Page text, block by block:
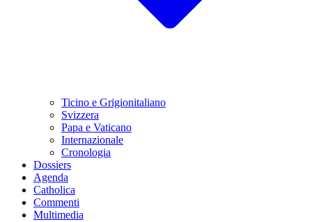
Ticino e Grigionitaliano
Svizzera
Papa e Vaticano
Internazionale
Cronologia
Dossiers
Agenda
Catholica
Commenti
Multimedia